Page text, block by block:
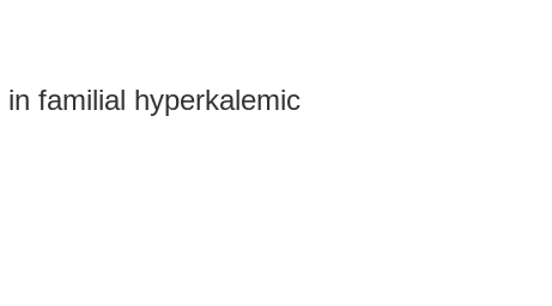
familial hyperkalemic